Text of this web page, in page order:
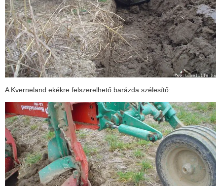
A Kverneland ekékre felszerelhető barázda szélesítő: